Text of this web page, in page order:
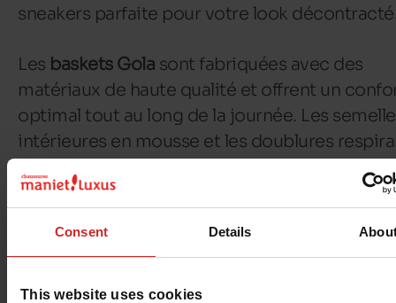
Consent Details
This website uses cookies
sneakers parfaite pour votre look
Les baskets Gola sont fabriquées avec des
matériaux de haute qualité et offrent un
optimal tout au long de la journée. Les
intérieures en mousse et les doublures
respirabilité optimale. Il est facile d'associer
pour un style décontracté ou encore chino et